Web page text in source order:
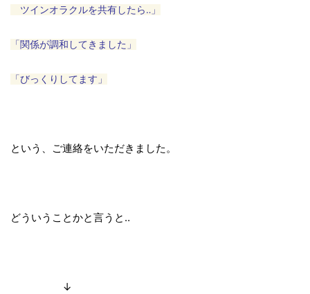
ツインオラクルを共有したら‥」
「関係が調和してきました」
「びっくりしてます」
という、ご連絡をいただきました。
どういうことかと言うと‥
↓